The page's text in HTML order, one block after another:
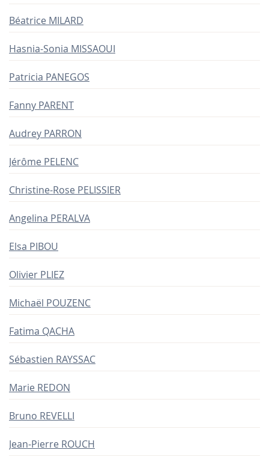
Béatrice MILARD
Hasnia-Sonia MISSAOUI
Patricia PANEGOS
Fanny PARENT
Audrey PARRON
Jérôme PELENC
Christine-Rose PELISSIER
Angelina PERALVA
Elsa PIBOU
Olivier PLIEZ
Michaël POUZENC
Fatima QACHA
Sébastien RAYSSAC
Marie REDON
Bruno REVELLI
Jean-Pierre ROUCH